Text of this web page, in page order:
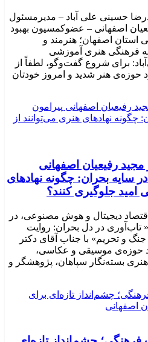
حسینی علی آباد – مدیرمسئول
اصفهانی – عضوکمسیون بهبود
استان اصفهان؛ هنرمند و
فرهنگی هنری آموزشی
برای شروع گفت‌وگو، لطفاً از
حوزه‌ی هنر شدید و امروز خودتان
رفیعیان اصفهانی
سایه بحران: چگونه نهادهای
امید جلوگیری کنند؟
دیجیتال و هوش مصنوعی، در
تاب‌آوری در دل بحران: روایت
و تحریم» با جناب آقای دکتر
حوزه‌ی موسیقی و عکاسی،
بسته‌نگار سپاهان، پژوهشگر و